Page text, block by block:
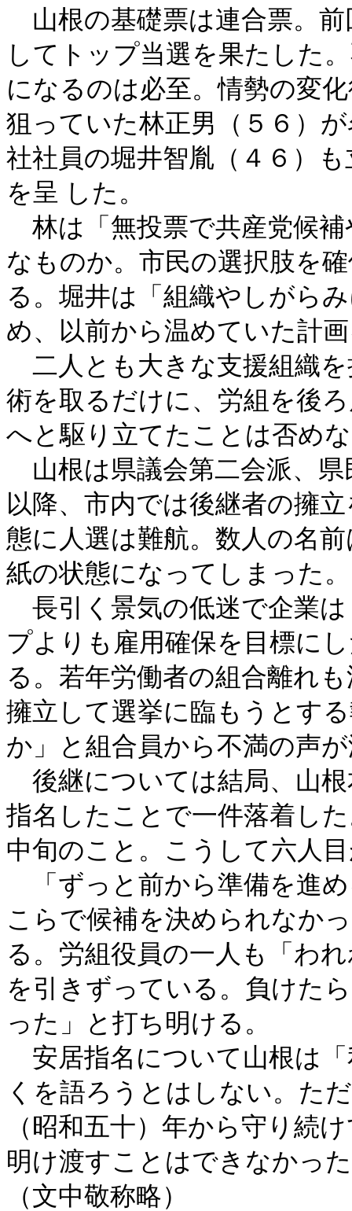
山根の基礎票は連合票。前
してトップ当選を果たした
になるのは必至。情勢の変
狙っていた林正男（５６）
社社員の堀井智胤（４６）
を呈 した。
林は「無投票で共産党候
なものか。市民の選択肢を
る。堀井は「組織やしがら
め、以前から温めていた計
二人とも大きな支援組織
術を取るだけに、労組を後
へと駆り立てたことは否め
山根は県議会第二会派、県
以降、市内では後継者の擁
態に人選は難航。数人の名
紙の状態になってしまった。
長引く景気の低迷で企業
プよりも雇用確保を目標に
る。若年労働者の組合離れ
擁立して選挙に臨もうとす
か」と組合員から不満の声
後継については結局、山
指名したことで一件落着し
中旬のこと。こうして六人
「ずっと前から準備を進
こらで候補を決められなか
る。労組役員の一人も「わ
を引きずっている。負けた
った」と打ち明ける。
安居指名について山根は
くを語ろうとはしない。た
（昭和五十）年から守り続
明け渡すことはできなかっ
（文中敬称略）